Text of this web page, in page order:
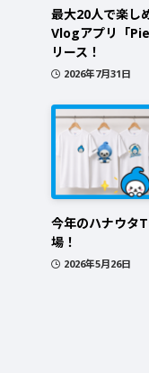
最大20人で楽し
Vlogアプリ「
リース！
2026年7月31日
今年のハナウタ
場！
2026年5月26日